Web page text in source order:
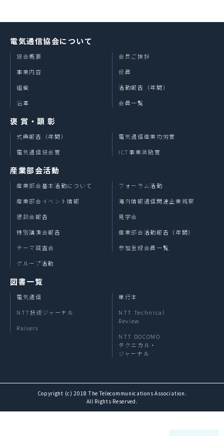
電気通信協会について
協会概要
事業内容
組織
沿革
会長ご挨拶
役員
活動報告（年間）
会員一覧
褒 賞・顕 彰
式典報告（年間）
電気通信協会賞
電気通信産業功労賞
ICT事業奨励賞
産業部会活動
産業部会基本活動について
産業部会イベント情報
懇談会報告
特別講演会報告
テーマ調査会
グループ活動
フォーラム活動
海外情報通信関連企業視察
見学会
産業部会活動報告（年間）
参加登録会員一覧
図書一覧
電気通信
NTT技術ジャーナル
Raisers
単行本
NTT Technical
Review
NTT DOCOMO
テクニカル・
ジャーナル
Copyright (c) 2018 The Telecommunications Association.
All Rights Reserved.